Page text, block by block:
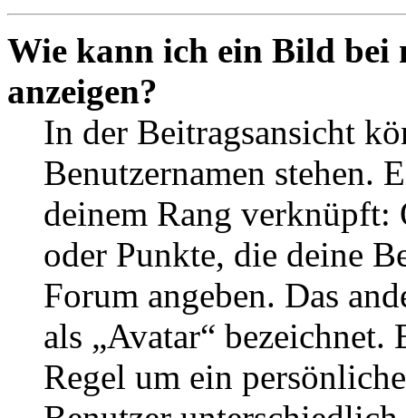
Wie kann ich ein Bild bei
anzeigen?
In der Beitragsansicht
Benutzernamen stehen.
deinem Rang verknüpft:
oder Punkte, die deine
Forum angeben. Das
als „Avatar“
Regel um ein